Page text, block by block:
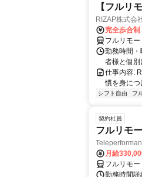
【フルリ
RIZAP株式会
完全歩合制
フルリモー
勤務時間
者様と個
仕事内容:
慣を身に
シフト自由 フ
契約社員
フルリモ
月給
フルリモー
勤務時間